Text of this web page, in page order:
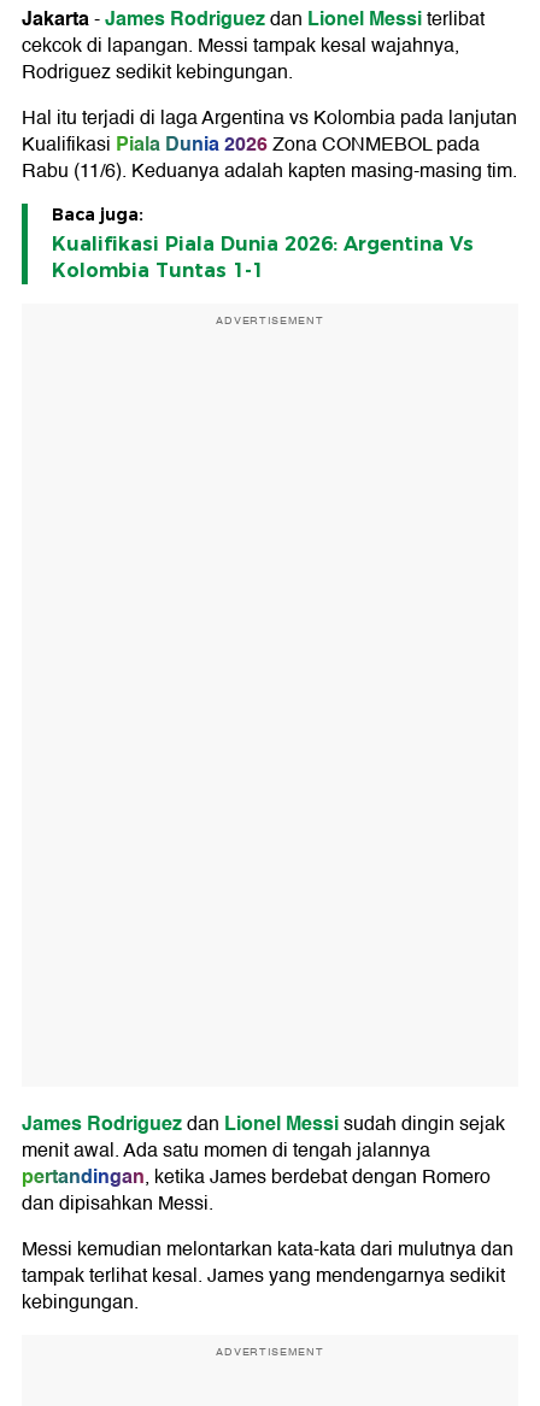
Jakarta-James Rodriguezdan Lionel Messiterlibat
cekcok di lapangan. Messi tampak kesal wajahnya,
Rodriguez sedikit kebingungan.
Hal itu terjadi di laga Argentina vs Kolombia pada lanjutan
Kualifikasi Piala Dunia 2026Zona CONMEBOL pada
Rabu (11/6). Keduanya adalah kapten masing-masing tim.
Baca juga:
Kualifikasi Piala Dunia 2026: Argentina Vs
Kolombia Tuntas 1-1
ADVERTISEMENT
James Rodriguezdan Lionel Messisudah dingin sejak
menit awal. Ada satu momen di tengah jalannya
pertandingan, ketika James berdebat dengan Romero
dan dipisahkan Messi.
Messi kemudian melontarkan kata-kata dari mulutnya dan
tampak terlihat kesal. James yang mendengarnya sedikit
kebingungan.
ADVERTISEMENT